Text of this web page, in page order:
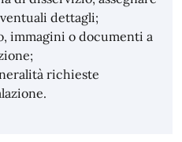
dettagli;
immagini o documenti a
richieste